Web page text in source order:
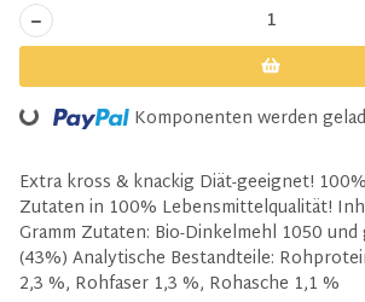
Loading... Komponenten werden
Extra kross & knackig Diät-geeignet!
Zutaten in 100% Lebensmittelqualität!
Gramm Zutaten: Bio-Dinkelmehl 1050
(43%) Analytische Bestandteile:
2,3 %, Rohfaser 1,3 %, Rohasche 1,1 %